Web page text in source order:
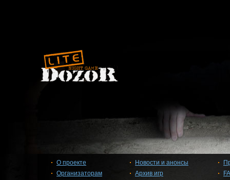
О проекте
Организаторам
Новости и анонсы
Архив игр